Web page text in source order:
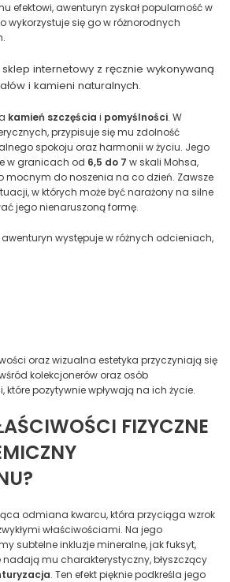
efektowi, awenturyn zyskał popularność w
wykorzystuje się go w różnorodnych
internetowy z ręcznie wykonywaną
i kamieni naturalnych.
kamień szczęścia i pomyślności. W
przypisuje się mu zdolność
spokoju oraz harmonii w życiu. Jego
w granicach od 6,5 do 7 w skali Mohsa,
mocnym do noszenia na co dzień. Zawsze
w których może być narażony na silne
jego nienaruszoną formę.
awenturyn występuje w różnych odcieniach,
oraz wizualna estetyka przyczyniają się
kolekcjonerów oraz osób
pozytywnie wpływają na ich życie.
FIZYCZNE
odmiana kwarcu, która przyciąga wzrok
właściwościami. Na jego
subtelne inkluzje mineralne, jak fuksyt,
mu charakterystyczny, błyszczący
. Ten efekt pięknie podkreśla jego